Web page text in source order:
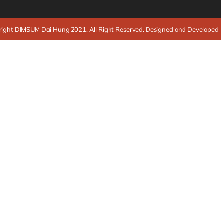
DIMSUM Dai Hung 2021. All Right Reserved. Designed and Developed